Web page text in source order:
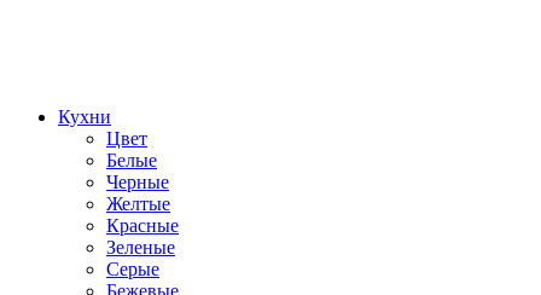
Кухни
Цвет
Белые
Черные
Желтые
Красные
Зеленые
Серые
Бежевые